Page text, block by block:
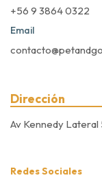
+56 9 3864 0322
Email
Dirección
Av Kennedy Lateral
Redes Sociales